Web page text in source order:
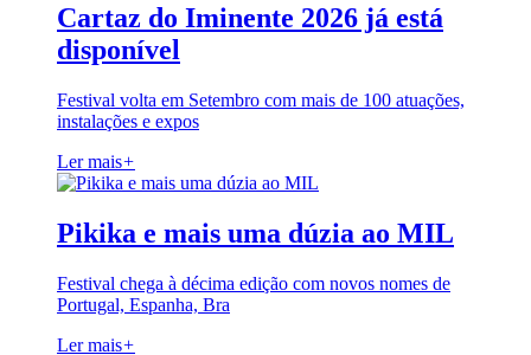
Cartaz do Iminente 2026 já está
disponível
Festival volta em Setembro com mais de 100 atuações,
instalações e expos
Ler mais+
Pikika e mais uma dúzia ao MIL
Festival chega à décima edição com novos nomes de
Portugal, Espanha, Bra
Ler mais+